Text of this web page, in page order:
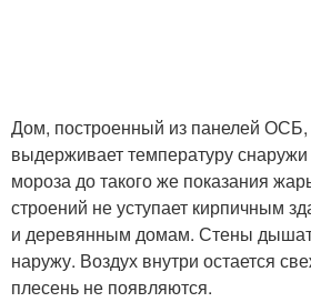
Дом, построенный из панелей
выдерживает температуру снаружи
мороза до такого же показания
строений не уступает кирпичным
и деревянным домам. Стены
наружу. Воздух внутри остается
плесень не появляются.